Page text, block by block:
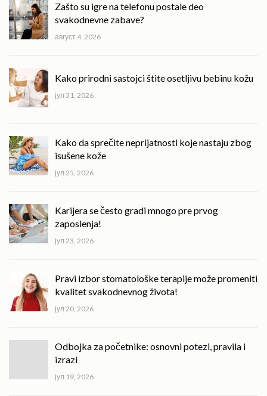
Zašto su igre na telefonu postale deo
svakodnevne zabave?
август 4, 2026
Kako prirodni sastojci štite osetljivu bebinu kožu
јул 31, 2026
Kako da sprečite neprijatnosti koje nastaju zbog
isušene kože
јул 25, 2026
Karijera se često gradi mnogo pre prvog
zaposlenja!
јул 23, 2026
Pravi izbor stomatološke terapije može promeniti
kvalitet svakodnevnog života!
јул 20, 2026
Odbojka za početnike: osnovni potezi, pravila i
izrazi
јул 19, 2026